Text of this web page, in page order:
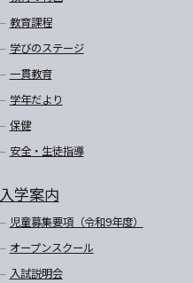
教育課程
学びのステージ
一貫教育
学年だより
保健
安全・生徒指導
入学案内
児童募集要項（令和9年度）
オープンスクール
入試説明会